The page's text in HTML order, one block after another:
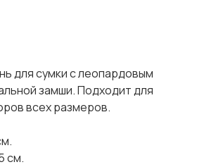
для сумки с леопардовым
замши. Подходит для
всех размеров.
см.